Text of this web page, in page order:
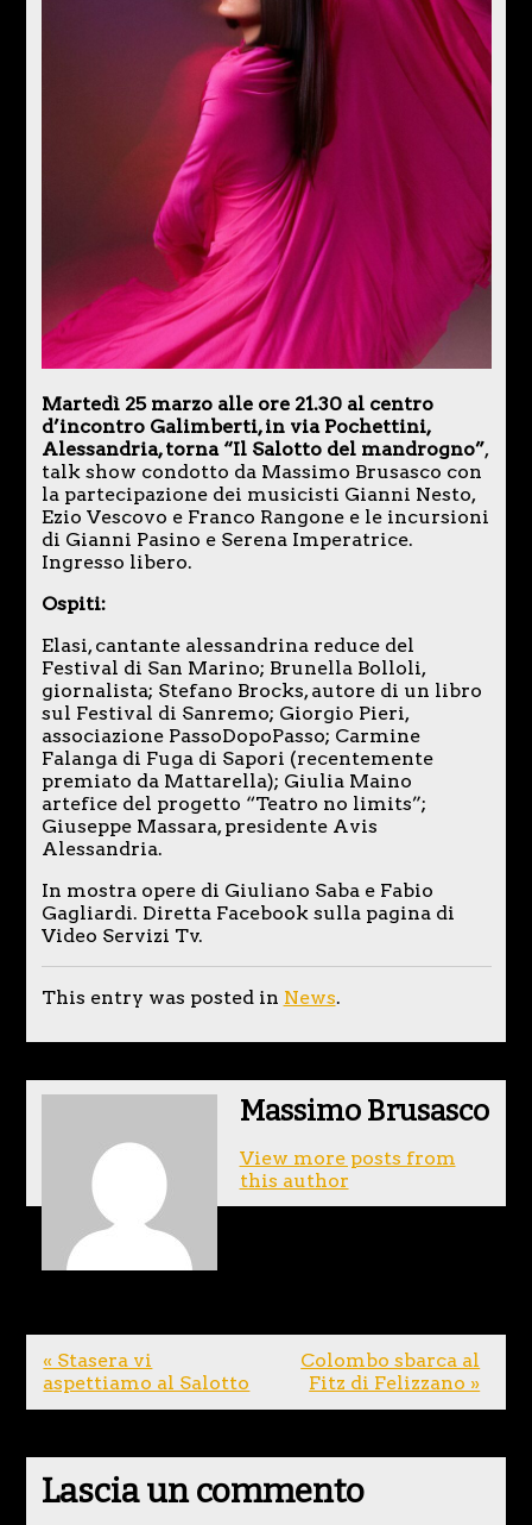
Martedì 25 marzo alle ore 21.30 al centro
d’incontro Galimberti, in via Pochettini,
Alessandria, torna “Il Salotto del mandrogno”,
talk show condotto da Massimo Brusasco con
la partecipazione dei musicisti Gianni Nesto,
Ezio Vescovo e Franco Rangone e le incursioni
di Gianni Pasino e Serena Imperatrice.
Ingresso libero.
Ospiti:
Elasi, cantante alessandrina reduce del
Festival di San Marino; Brunella Bolloli,
giornalista; Stefano Brocks, autore di un libro
sul Festival di Sanremo; Giorgio Pieri,
associazione PassoDopoPasso; Carmine
Falanga di Fuga di Sapori (recentemente
premiato da Mattarella); Giulia Maino
artefice del progetto “Teatro no limits”;
Giuseppe Massara, presidente Avis
Alessandria.
In mostra opere di Giuliano Saba e Fabio
Gagliardi. Diretta Facebook sulla pagina di
Video Servizi Tv.
This entry was posted in News.
Massimo Brusasco
View more posts from
this author
« Stasera vi
aspettiamo al Salotto
Colombo sbarca al
Fitz di Felizzano »
Lascia un commento